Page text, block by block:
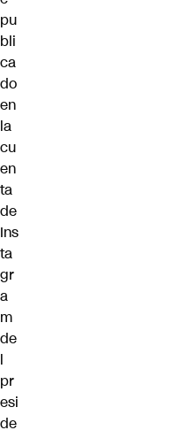
pu
bli
ca
do
en
la
cu
en
ta
de
Ins
ta
gr
a
m
de
l
pr
esi
de